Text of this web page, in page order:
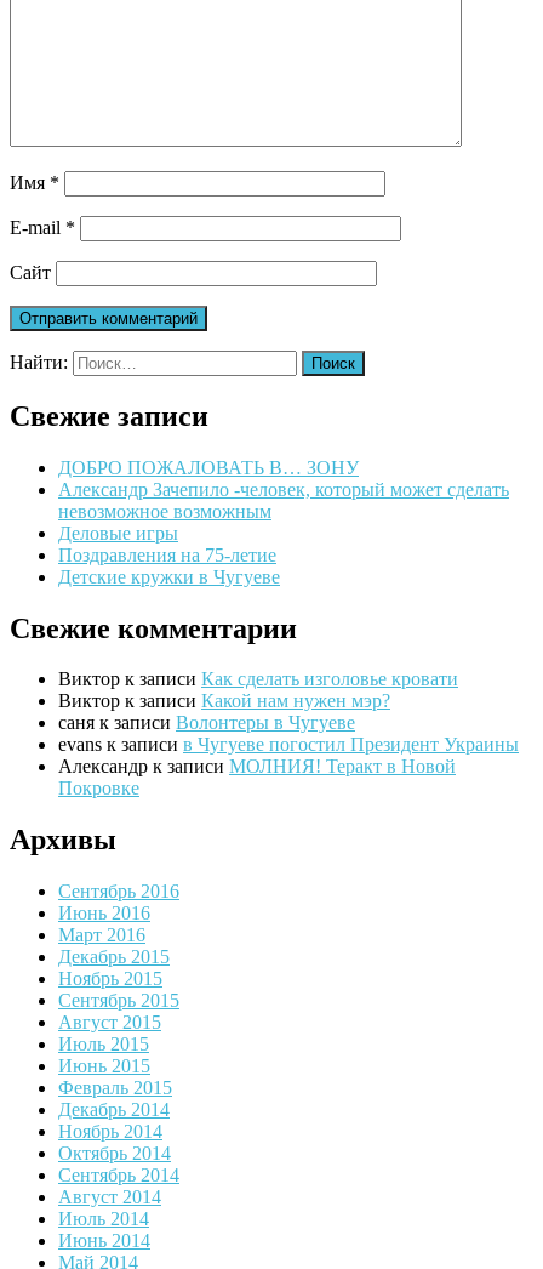
Имя *
E-mail *
Сайт
Найти:
Свежие записи
ДОБРО ПОЖАЛОВАТЬ В… ЗОНУ
Александр Зачепило -человек, который может сделать
невозможное возможным
Деловые игры
Поздравления на 75-летие
Детские кружки в Чугуеве
Свежие комментарии
Виктор к записи Как сделать изголовье кровати
Виктор к записи Какой нам нужен мэр?
саня к записи Волонтеры в Чугуеве
evans к записи в Чугуеве погостил Президент Украины
Александр к записи МОЛНИЯ! Теракт в Новой
Покровке
Архивы
Сентябрь 2016
Июнь 2016
Март 2016
Декабрь 2015
Ноябрь 2015
Сентябрь 2015
Август 2015
Июль 2015
Июнь 2015
Февраль 2015
Декабрь 2014
Ноябрь 2014
Октябрь 2014
Сентябрь 2014
Август 2014
Июль 2014
Июнь 2014
Май 2014